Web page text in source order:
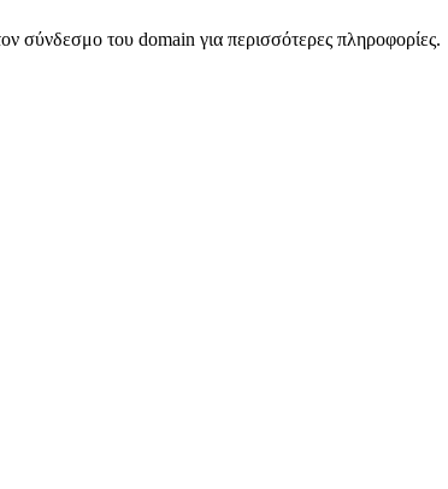
σύνδεσμο του domain για περισσότερες πληροφορίες.